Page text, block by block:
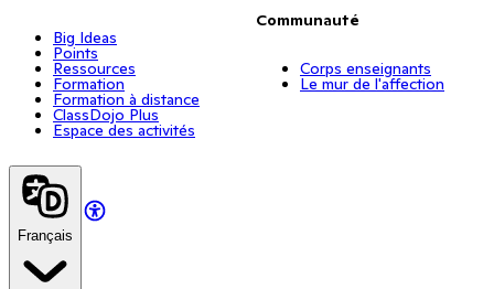
Big Ideas
Points
Ressources
Formation
Formation à distance
ClassDojo Plus
Espace des activités
Communauté
Corps enseignants
Le mur de l'affection
Français